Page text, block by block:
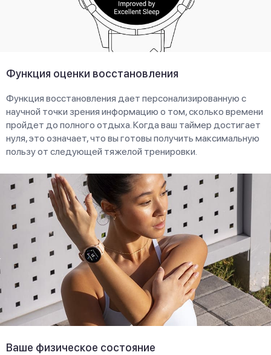
Функция оценки восстановления
Функция восстановления дает персонализированную с
научной точки зрения информацию о том, сколько времени
пройдет до полного отдыха. Когда ваш таймер достигает
нуля, это означает, что вы готовы получить максимальную
пользу от следующей тяжелой тренировки.
Ваше физическое состояние